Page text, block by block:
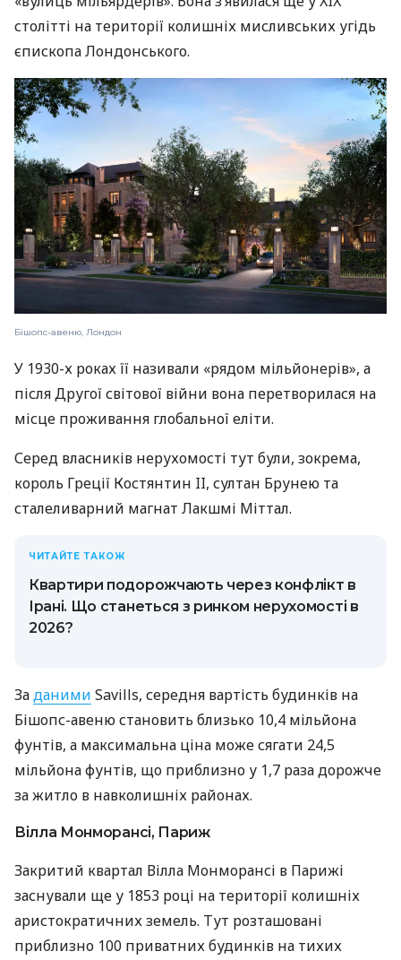
столітті на території колишніх мисливських угідь
єпископа Лондонського.
Бішопс-авеню, Лондон
У 1930-х роках її називали «рядом мільйонерів», а
після Другої світової війни вона перетворилася на
місце проживання глобальної еліти.
Серед власників нерухомості тут були, зокрема,
король Греції Костянтин II, султан Брунею та
сталеливарний магнат Лакшмі Міттал.
ЧИТАЙТЕ ТАКОЖ
Квартири подорожчають через конфлікт в
Ірані. Що станеться з ринком нерухомості в
2026?
Заданими Savills, середня вартість будинків на
Бішопс-авеню становить близько 10,4 мільйона
фунтів, а максимальна ціна може сягати 24,5
мільйона фунтів, що приблизно у 1,7 раза дорожче
за житло в навколишніх районах.
Вілла Монморансі, Париж
Закритий квартал Вілла Монморансі в Парижі
заснували ще у 1853 році на території колишніх
аристократичних земель. Тут розташовані
приблизно 100 приватних будинків на тихих